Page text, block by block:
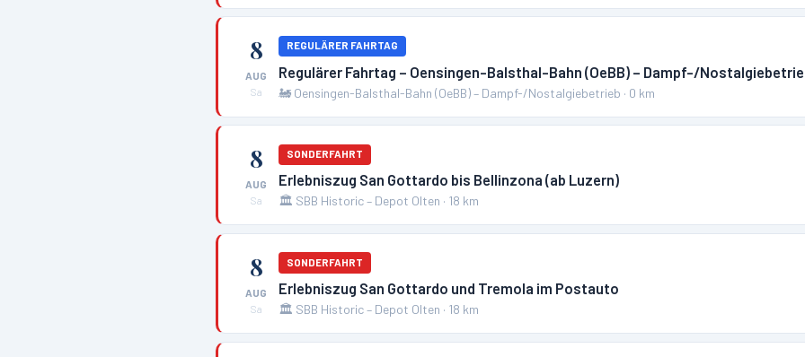
8
AUG
Sa
REGULÄRER FAHRTAG
Regulärer Fahrtag – Oensingen-Balsthal-Bahn (OeBB) – Dampf-/
🚂 Oensingen-Balsthal-Bahn (OeBB) – Dampf-/Nostalgiebetrieb · 0 km
8
AUG
Sa
SONDERFAHRT
Erlebniszug San Gottardo bis Bellinzona (ab Luzern)
🏛️ SBB Historic – Depot Olten · 18 km
8
AUG
Sa
SONDERFAHRT
Erlebniszug San Gottardo und Tremola im Postauto
🏛️ SBB Historic – Depot Olten · 18 km